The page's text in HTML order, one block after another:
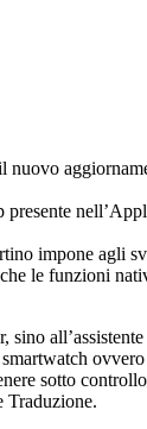
impone agli
le funzioni
sotto
Traduzione.